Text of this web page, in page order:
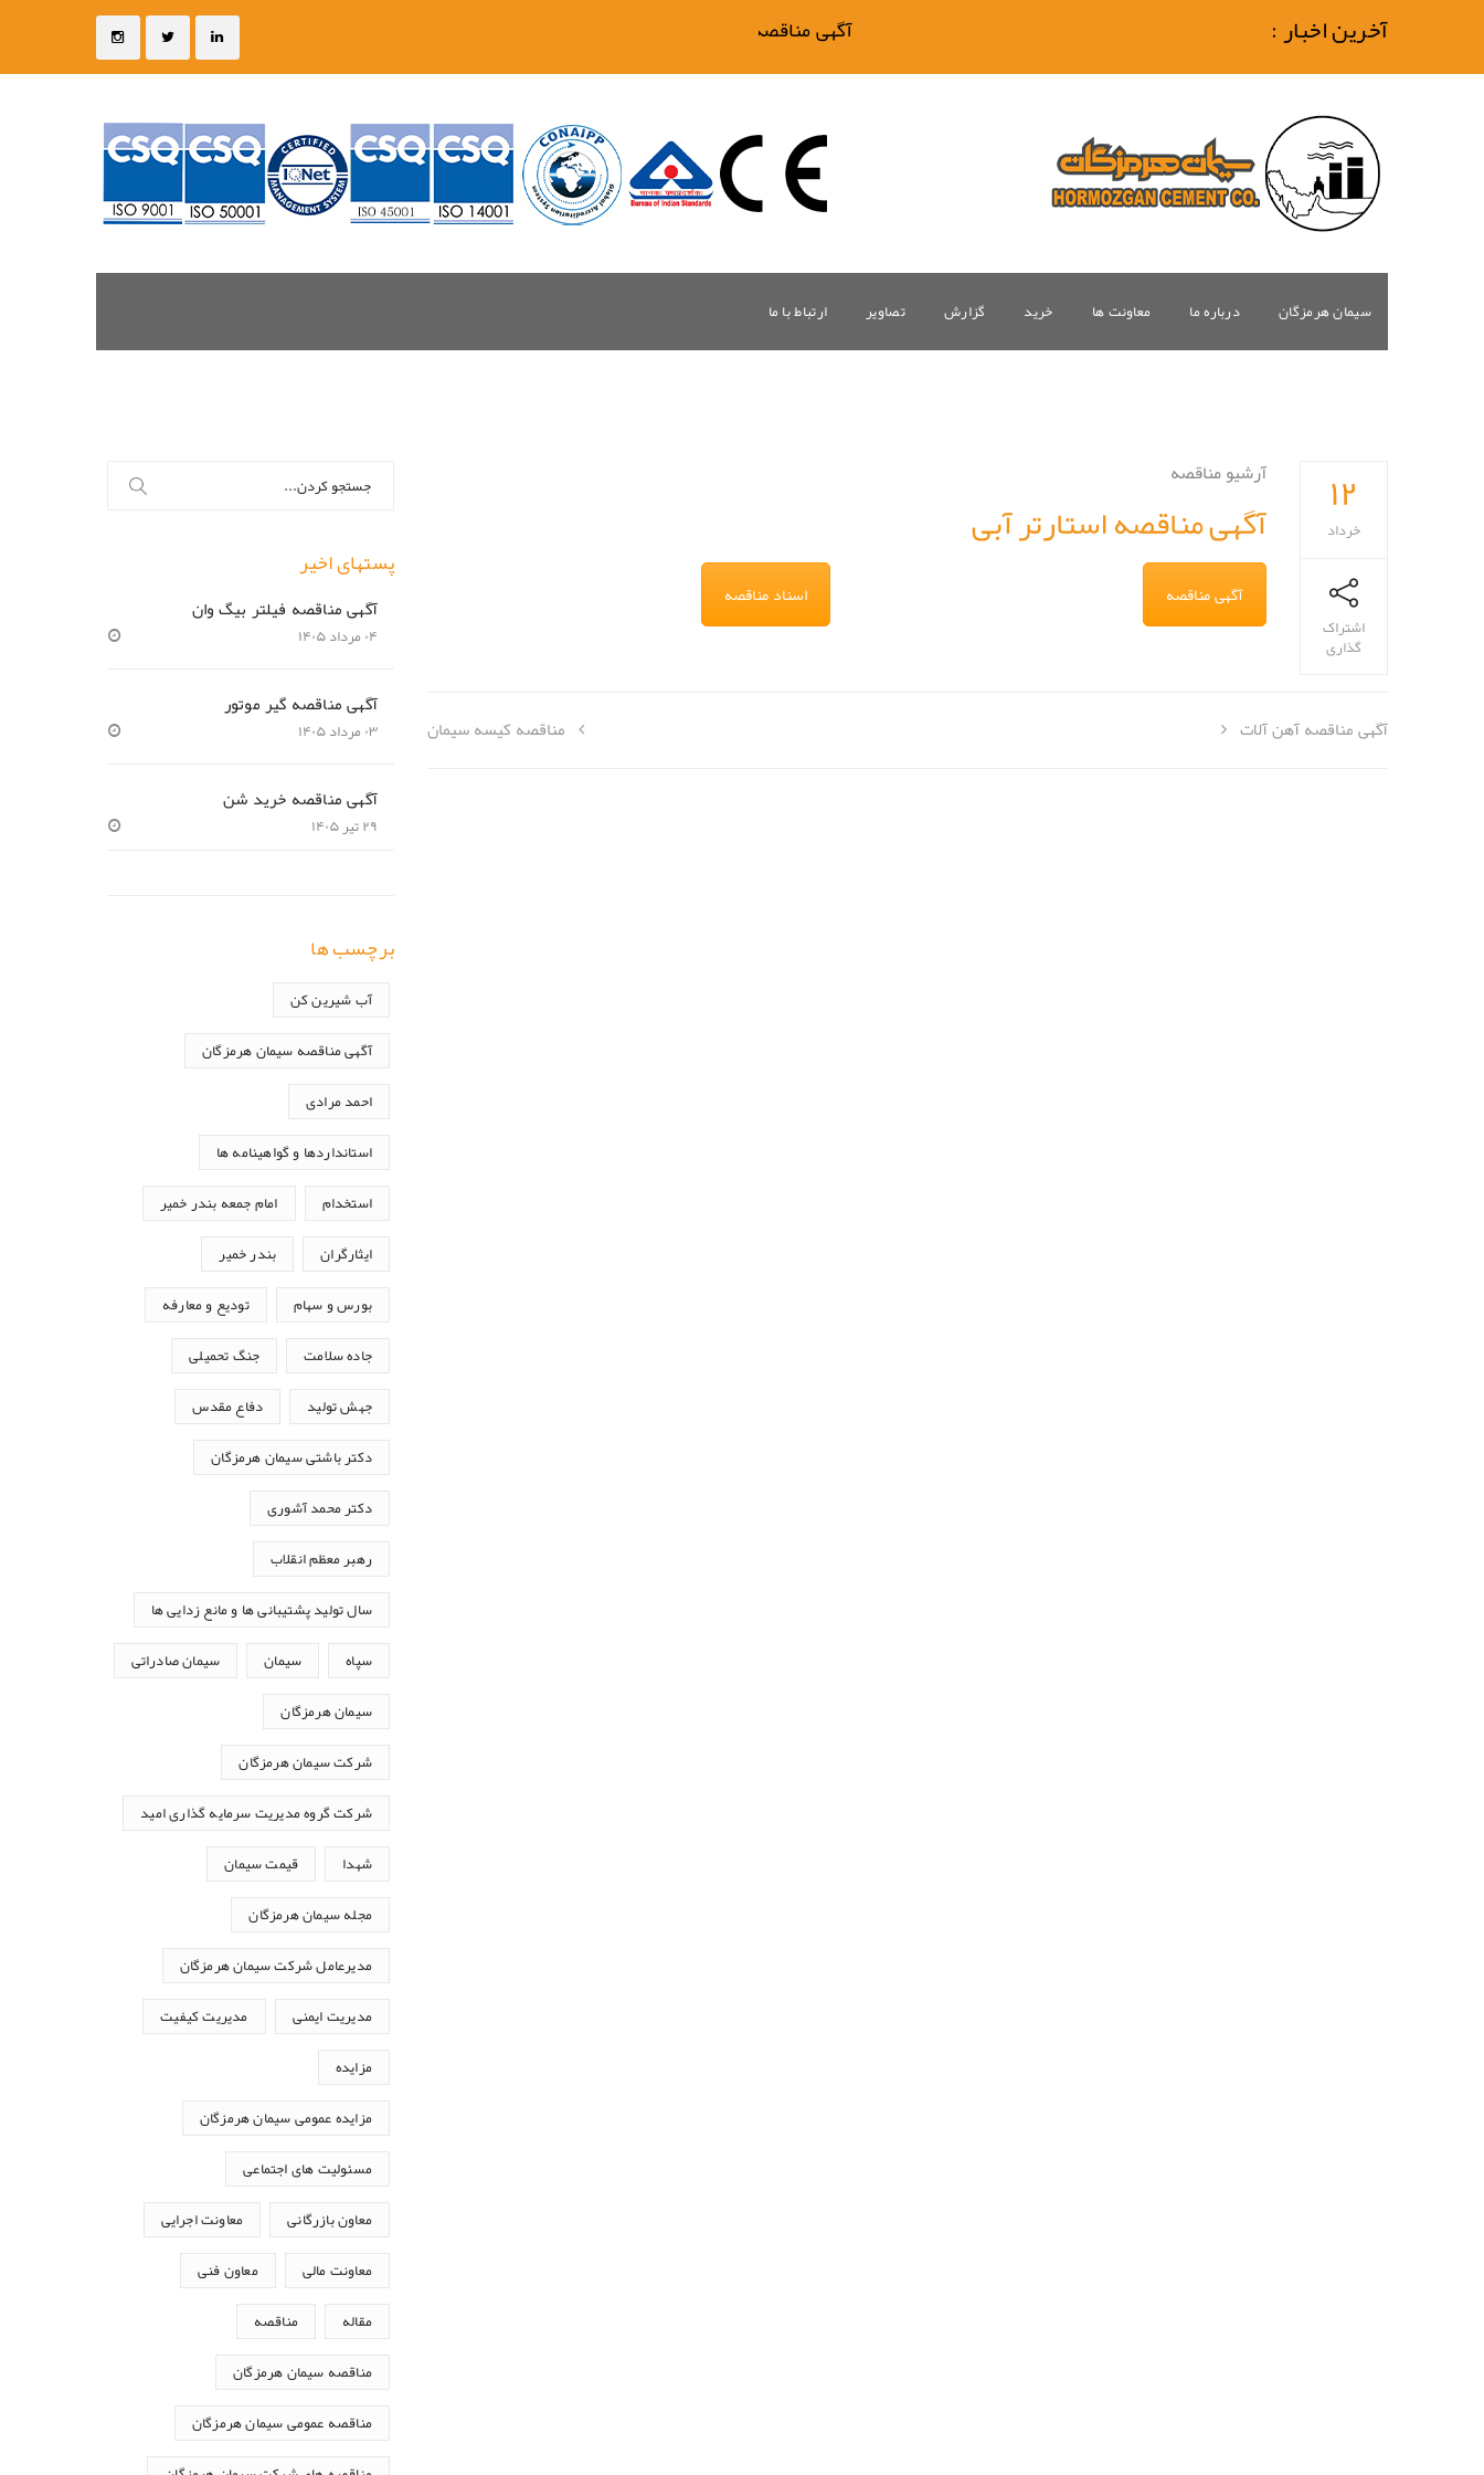
آخرین اخبار : آگهی مناقصه فیلتر بیگ وان
ارتباط با ما تصاویر گزارش خرید معاونت ها درباره ما سیمان هرمزگان
۱۲
خرداد
اشتراک
گذاری
آرشیو مناقصه
آگهی مناقصه استارتر آبی
اسناد مناقصه آگهی مناقصه
مناقصه کیسه سیمان آگهی مناقصه آهن آلات
برای:
پستهای اخیر
آگهی مناقصه فیلتر بیگ وان
۰۴ مرداد ۱۴۰۵
آگهی مناقصه گیر موتور
۰۳ مرداد ۱۴۰۵
آگهی مناقصه خرید شن
۲۹ تیر ۱۴۰۵
برچسب ها
آب شیرین کن
آگهی مناقصه سیمان هرمزگان
احمد مرادی
استانداردها و گواهینامه ها
استخدام امام جمعه بندر خمیر
ایثارگران بندر خمیر
بورس و سهام تودیع و معارفه
جاده سلامت جنگ تحمیلی
جهش تولید دفاع مقدس
دکتر باشتی سیمان هرمزگان
دکتر محمد آشوری
رهبر معظم انقلاب
سال تولید پشتیبانی ها و مانع زدایی ها
سپاه سیمان سیمان صادراتی
سیمان هرمزگان
شرکت سیمان هرمزگان
شرکت گروه مدیریت سرمایه گذاری امید
شهدا قیمت سیمان
مجله سیمان هرمزگان
مدیرعامل شرکت سیمان هرمزگان
مدیریت ایمنی مدیریت کیفیت
مزایده
مزایده عمومی سیمان هرمزگان
مسئولیت های اجتماعی
معاون بازرگانی معاونت اجرایی
معاونت مالی معاون فنی
مقاله مناقصه
مناقصه سیمان هرمزگان
مناقصه عمومی سیمان هرمزگان